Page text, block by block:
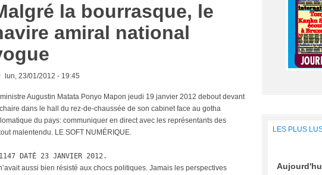
la bourrasque, le
amiral national
lun, 23/01/2012 - 19:45
Augustin Matata Ponyo Mapon jeudi 19 janvier 2012 debout devant
dans le hall du rez-de-chaussée de son cabinet face au gotha
du pays: communiquer en direct avec les représentants des
malentendu. LE SOFT NUMÉRIQUE.
DATÉ 23 JANVIER 2012.
aussi bien résisté aux chocs politiques. Jamais les perspectives
LES PLUS